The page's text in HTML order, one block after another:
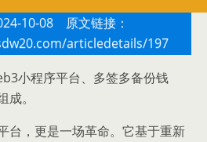
10-08 原文链接：
articledetails/197
小程序平台、多签多备份钱
。
台，更是一场革命。它基于重新